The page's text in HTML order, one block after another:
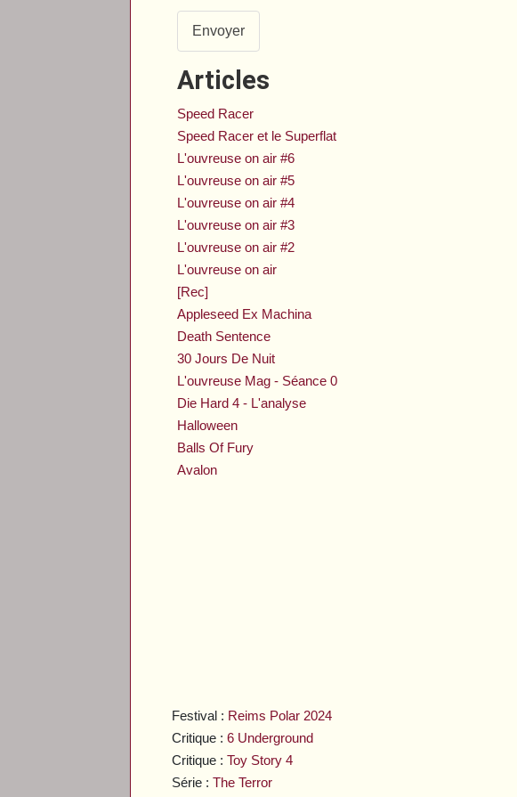
Festival : Reims Polar 2024
Critique :6 Underground
Critique :Toy Story 4
Série :The Terror
Envoyer
Articles
Speed Racer
Speed Racer et le Superflat
L'ouvreuse on air #6
L'ouvreuse on air #5
L'ouvreuse on air #4
L'ouvreuse on air #3
L'ouvreuse on air #2
L'ouvreuse on air
[Rec]
Appleseed Ex Machina
Death Sentence
30 Jours De Nuit
L'ouvreuse Mag - Séance 0
Die Hard 4 - L'analyse
Halloween
Balls Of Fury
Avalon